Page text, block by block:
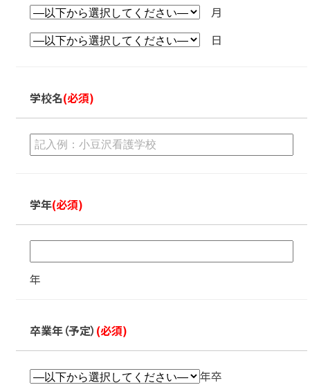
月
日
学校名(必須)
学年(必須)
年
卒業年（予定） (必須)
年卒